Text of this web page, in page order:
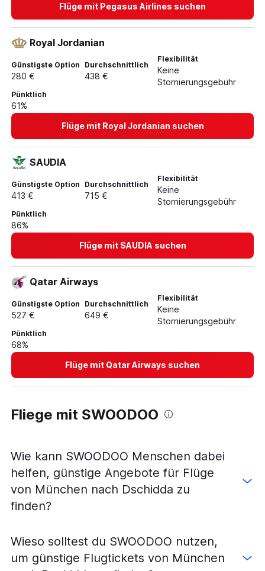
Flüge mit Pegasus Airlines suchen
Royal Jordanian
Günstigste Option
280 €
Durchschnittlich
438 €
Flexibilität
Keine
Stornierungsgebühr
Pünktlich
61%
Flüge mit Royal Jordanian suchen
SAUDIA
Günstigste Option
413 €
Durchschnittlich
715 €
Flexibilität
Keine
Stornierungsgebühr
Pünktlich
86%
Flüge mit SAUDIA suchen
Qatar Airways
Günstigste Option
527 €
Durchschnittlich
649 €
Flexibilität
Keine
Stornierungsgebühr
Pünktlich
68%
Flüge mit Qatar Airways suchen
Fliege mit SWOODOO
Wie kann SWOODOO Menschen dabei
helfen, günstige Angebote für Flüge
von München nach Dschidda zu
finden?
Wieso solltest du SWOODOO nutzen,
um günstige Flugtickets von München